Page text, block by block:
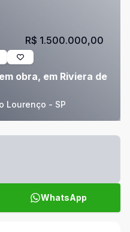
obra, em Riviera de
Lourenço - SP
R$ 1.500.000,00
WhatsApp